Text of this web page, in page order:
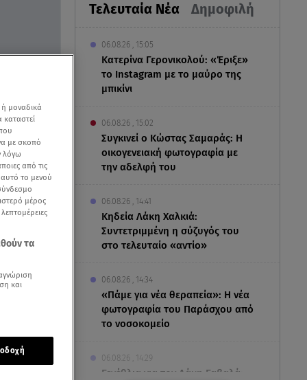
Τελευταία Νέα Δημοφιλή
06.08.26 , 15:05
Κατερίνα Γερονικολού: «Έριξε»
το Instagram με το μαύρο της
μπικίνι
06.08.26 , 15:02
Συγκινεί ο Κώστας Σαμαράς: Η
οικογενειακή φωτογραφία με
την αδελφή του
06.08.26 , 14:41
Κηδεία Λάκη Χαλκιά:
Συντετριμμένη η σύζυγός του
στο τελευταίο «αντίο»
06.08.26 , 14:34
«Πάμε για νέα θεραπεία»: Η νέα
φωτογραφία του Παράσχου από
το νοσοκομείο
06.08.26 , 14:29
Γενέθλια για τον Λάκη Γαβαλά:
μοναδικά
με σκοπό
λόγω
από τις
αυτό το μενού
μέρος
τα
και